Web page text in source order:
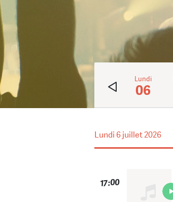
5
Lundi
06
Lundi 6 juillet 2026
17:00